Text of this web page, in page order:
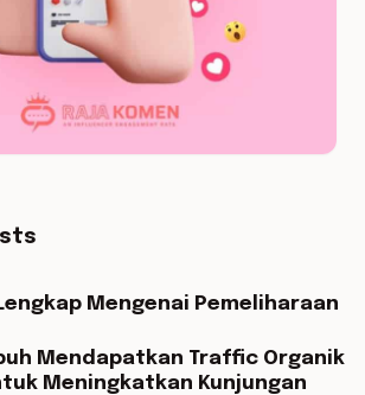
Mengenai Pemeliharaan
Mendapatkan Traffic Organik
Meningkatkan Kunjungan